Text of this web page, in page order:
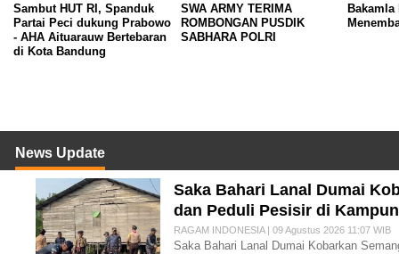
Sambut HUT RI, Spanduk
Partai Peci dukung Prabowo
- AHA Aituarauw Bertebaran
di Kota Bandung
SWA ARMY TERIMA
ROMBONGAN PUSDIK
SABHARA POLRI
Bakamla
News Update
Saka Bahari Lanal Dumai
dan Peduli Pesisir di
RAGAM INDONESIA | 09 Agustus 2026 11:07 WIB
Saka Bahari Lanal Dumai Kobarkan